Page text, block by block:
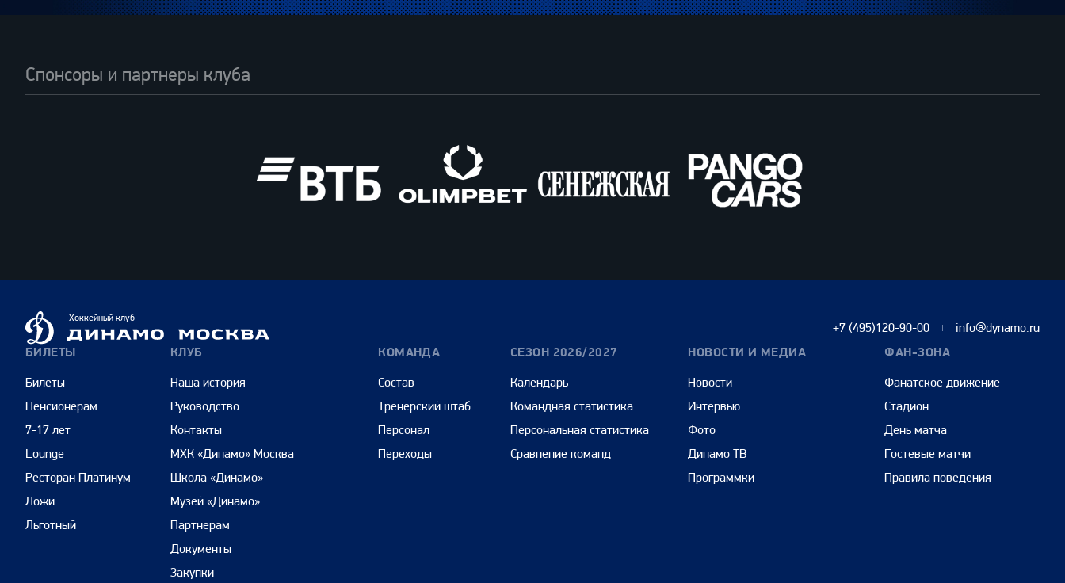
Спонсоры и партнеры клуба
Динамо
Москва
Хоккейный клуб
+7 (495)120-90-00 info@dynamo.ru
БИЛЕТЫ
Билеты
Пенсионерам
7-17 лет
Lounge
Ресторан Платинум
Ложи
Льготный
КЛУБ
Наша история
Руководство
Контакты
МХК «Динамо» Москва
Школа «Динамо»
Музей «Динамо»
Партнерам
Документы
Закупки
КОМАНДА
Состав
Тренерский штаб
Персонал
Переходы
СЕЗОН 2026/2027
Календарь
Командная статистика
Персональная статистика
Сравнение команд
НОВОСТИ И МЕДИА
Новости
Интервью
Фото
Динамо ТВ
Программки
ФАН-ЗОНА
Фанатское движение
Стадион
День матча
Гостевые матчи
Правила поведения